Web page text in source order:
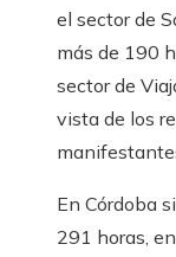
el sector de
más de 190
sector de
vista de los
En Córdoba
291 horas,